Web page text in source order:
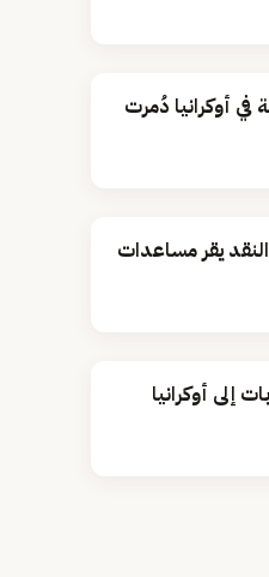
من 1300مدرسة في أوكرانيا دُمرت
النقد يقر مساعدات
إلى أوكرانيا